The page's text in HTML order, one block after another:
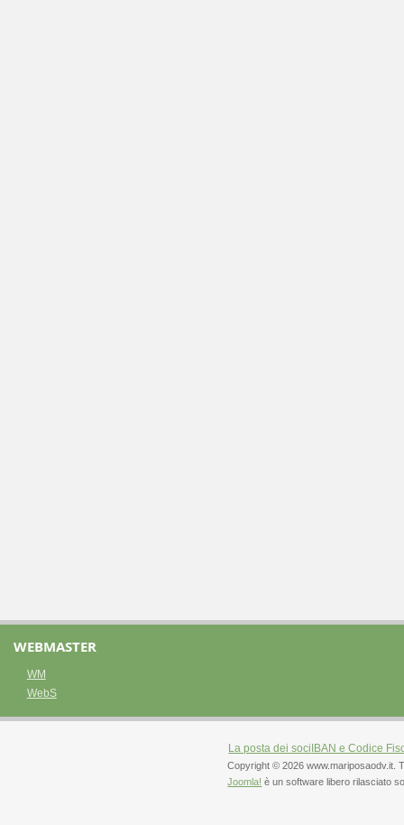
WEBMASTER
WM
WebS
La posta dei soci IBAN e Codice
Copyright © 2026 www.mariposaodv.it.
Joomla! è un software libero rilasciato